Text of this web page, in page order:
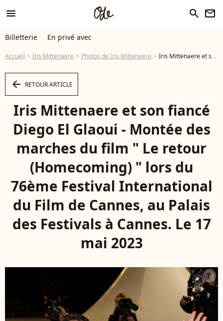
menu search newsletter
Billetterie En privé avec
Accueil Iris Mittenaere Photos de Iris Mittenaere Iris Mittenaere et son fiancé Diego El Glaoui - Montée des marches du film " Le retour (Homecoming) " lors du 76ème Festival International du Film de Cannes, au Palais des Festivals à Cannes. Le 17 mai 2023 © Jacovides-Moreau / Bestimage - Photo
arrow_left RETOUR ARTICLE
Iris Mittenaere et son fiancé
Diego El Glaoui - Montée des
marches du film " Le retour
(Homecoming) " lors du
76ème Festival International
du Film de Cannes, au Palais
des Festivals à Cannes. Le 17
mai 2023